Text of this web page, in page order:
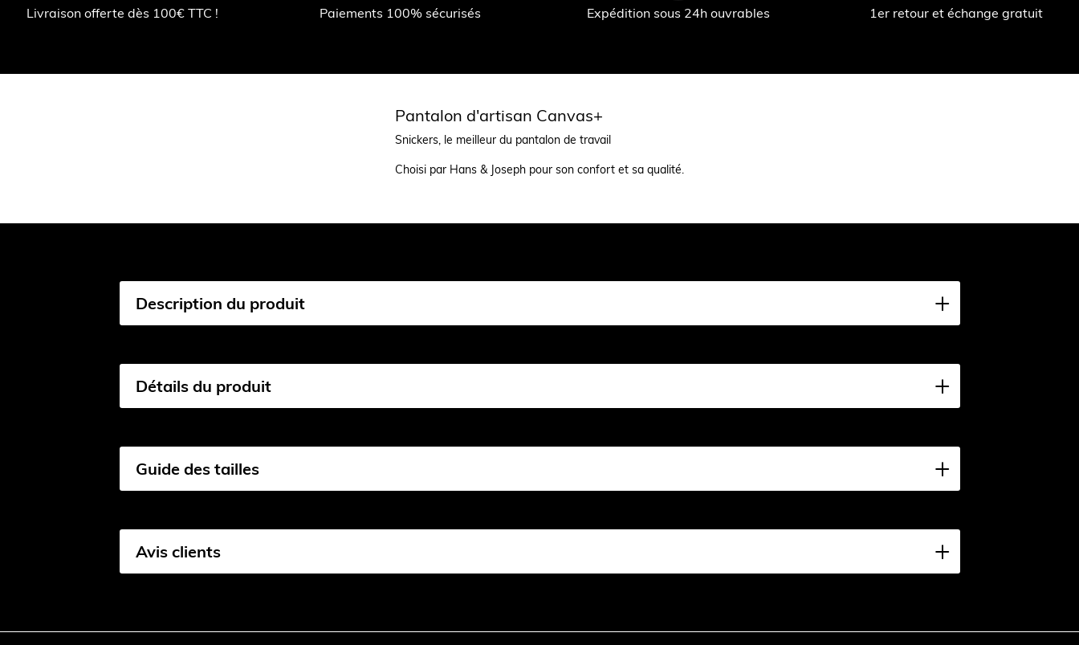
Livraison offerte dès 100€ TTC ! Paiements 100% sécurisés Expédition sous 24h ouvrables 1er retour et échange gratuit
Pantalon d'artisan Canvas+
Snickers, le meilleur du pantalon de travail
Choisi par Hans & Joseph pour son confort et sa qualité.
Description du produit
Détails du produit
Guide des tailles
Avis clients